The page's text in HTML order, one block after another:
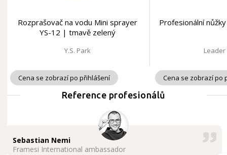
Rozprašovač na vodu Mini sprayer
YS-12 | tmavě zelený
Y.S. Park
Cena se zobrazí po přihlášení
Profesionální
Leader
Cena se zobrazí po
Reference profesionálů
Sebastian Nemi
Framesi International ambassador